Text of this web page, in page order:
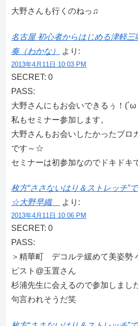
大野さんも行くのねっ♫
名古屋 初心者からはじめる津軽三
奏（わかな）
より:
2013年4月11日 10:03 PM
SECRET: 0
PASS:
大野さんにもお会いできるぅ！(´ω
私もセミナー参加します。
大野さんもお会いしたかったブロ
です～☆
セミナーは初参加なのでドキドキ
枚方“ささないはり＆ストレッチ”
☆大野早織
より:
2013年4月11日 10:06 PM
SECRET: 0
PASS:
＞精華町 デコルテ緩めて美姿勢
ピスト@玉置さん
杉浦先生に会えるので参加しまし
句言われそうだ笑